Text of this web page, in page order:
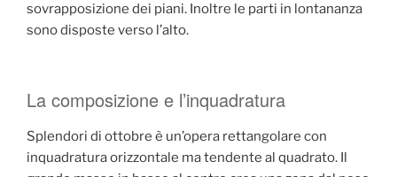
sovrapposizione dei piani. Inoltre le parti in lontananza
sono disposte verso l’alto.
La composizione e l’inquadratura
Splendori di ottobre è un’opera rettangolare con
inquadratura orizzontale ma tendente al quadrato. Il